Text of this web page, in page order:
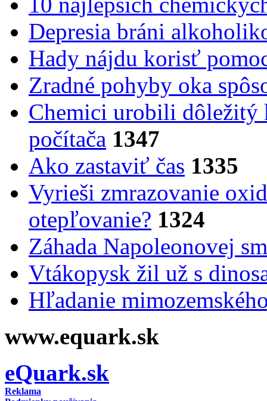
Depresia bráni
Hady nájdu korisť
Zradné pohyby oka
Chemici urobili dôležitý
počítača 1347
Ako zastaviť čas 1335
Vyrieši zmrazovanie
otepľovanie? 1324
Záhada Napoleonovej
Vtákopysk žil už s
Hľadanie
www.equark.sk
eQuark.sk
Reklama